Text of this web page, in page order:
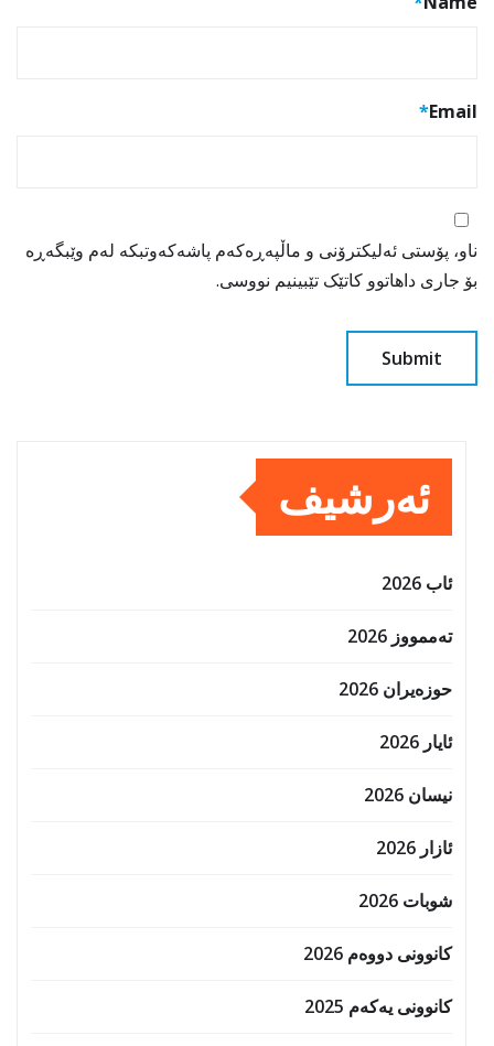
Email
*
ناو، پۆستی ئەلیکترۆنی و ماڵپەڕەکەم پاشەکەوتبکە لەم وێبگەڕە
بۆ جاری داهاتوو کاتێک تێبینیم نووسی.
ئەرشیف
ئاب 2026
تەممووز 2026
حوزه‌یران 2026
ئایار 2026
نیسان 2026
ئازار 2026
شوبات 2026
کانوونی دووەم 2026
کانوونی یەکەم 2025